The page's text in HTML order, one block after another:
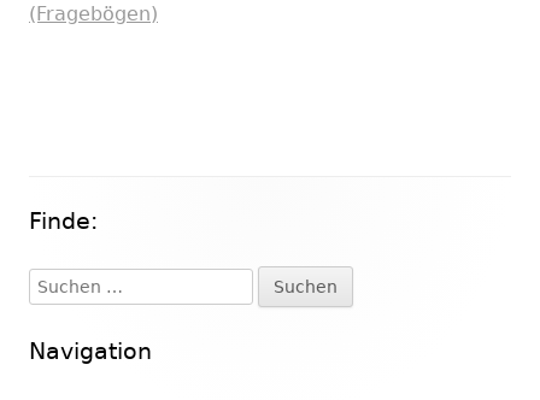
(Fragebögen)
Haupt-
Seitenleiste
Finde:
Suchen
nach:
Navigation